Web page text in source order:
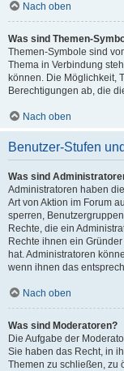
Nach oben
Was sind Themen-
Themen-Symbole sind
Thema in Verbindung
können. Die Möglichkeit,
Berechtigungen ab, die
Nach oben
Benutzer-Stufen
Was sind
Administratoren haben
Art von Aktion im Forum
sperren,
Rechte, die ein
Rechte ihnen ein
hat. Administratoren
wenn ihnen das
Nach oben
Was sind Moderatoren?
Die Aufgabe der
Sie haben das Recht, in
Themen zu schließen, zu